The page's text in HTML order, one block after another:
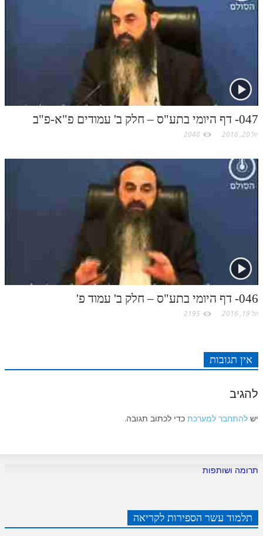
047- דף היומי בתע"ס – חלק ב' עמודים פ"א-פ"ב
יול 20, 2016 2048
046- דף היומי בתע"ס – חלק ב' עמוד פ'
יול 19, 2016 2195
אין תגובות
להגיב
יש להתחבר למערכת כדי לכתוב תגובה.
תרומה ושותפות
תלמוד עשר הספירות לקריאה